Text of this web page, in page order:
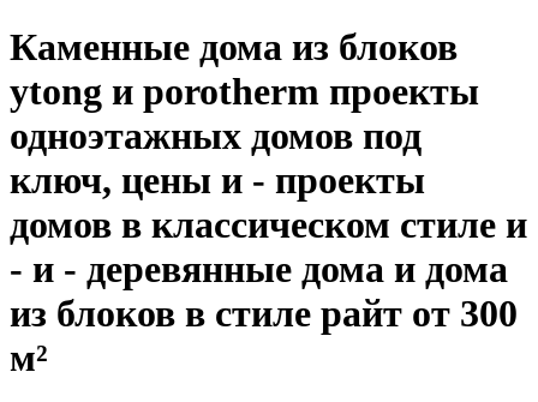
Каменные дома из блоков
ytong и porotherm проекты
одноэтажных домов под
ключ, цены и - проекты
домов в классическом стиле и
- и - деревянные дома и дома
из блоков в стиле райт от 300
м²